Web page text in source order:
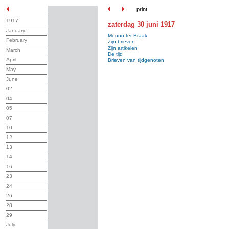
print
1917
January
February
March
April
May
June
02
04
05
07
10
12
13
14
16
23
24
26
28
29
July
zaterdag 30 juni 1917
Menno ter Braak
Zijn brieven
Zijn artikelen
De tijd
Brieven van tijdgenoten